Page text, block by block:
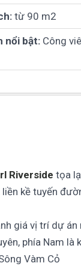
từ 90 m2
nổi bật: Công
Riverside tọa
liền kề tuyến
giá vị trí dự án
phía Nam là
Vàm Cỏ